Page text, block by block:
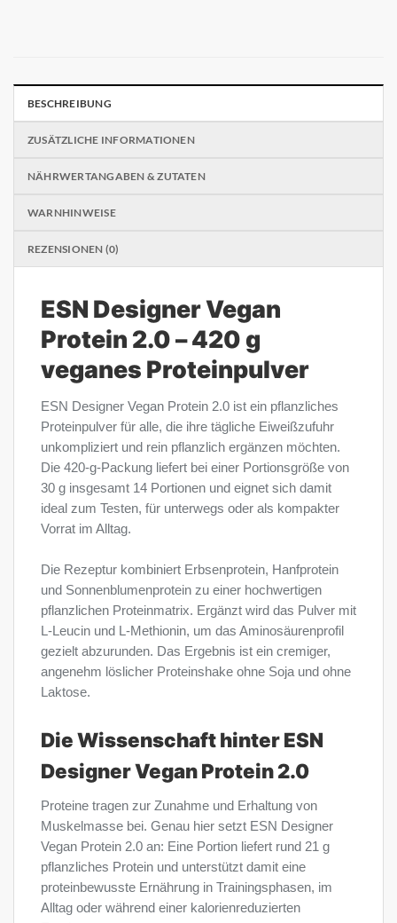
BESCHREIBUNG
ZUSÄTZLICHE INFORMATIONEN
NÄHRWERTANGABEN & ZUTATEN
WARNHINWEISE
REZENSIONEN (0)
ESN Designer Vegan
Protein 2.0 – 420 g
veganes Proteinpulver
ESN Designer Vegan Protein 2.0 ist ein pflanzliches
Proteinpulver für alle, die ihre tägliche Eiweißzufuhr
unkompliziert und rein pflanzlich ergänzen möchten.
Die 420-g-Packung liefert bei einer Portionsgröße von
30 g insgesamt 14 Portionen und eignet sich damit
ideal zum Testen, für unterwegs oder als kompakter
Vorrat im Alltag.
Die Rezeptur kombiniert Erbsenprotein, Hanfprotein
und Sonnenblumenprotein zu einer hochwertigen
pflanzlichen Proteinmatrix. Ergänzt wird das Pulver mit
L-Leucin und L-Methionin, um das Aminosäurenprofil
gezielt abzurunden. Das Ergebnis ist ein cremiger,
angenehm löslicher Proteinshake ohne Soja und ohne
Laktose.
Die Wissenschaft hinter ESN
Designer Vegan Protein 2.0
Proteine tragen zur Zunahme und Erhaltung von
Muskelmasse bei. Genau hier setzt ESN Designer
Vegan Protein 2.0 an: Eine Portion liefert rund 21 g
pflanzliches Protein und unterstützt damit eine
proteinbewusste Ernährung in Trainingsphasen, im
Alltag oder während einer kalorienreduzierten